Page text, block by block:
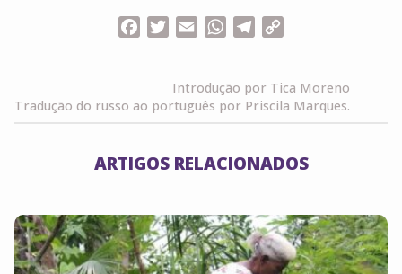
FacebookTwitterEmailWhatsApp
Telegram
Introdução por Tica Moreno
Tradução do russo ao português por Priscila Marques.
ARTIGOS RELACIONADOS